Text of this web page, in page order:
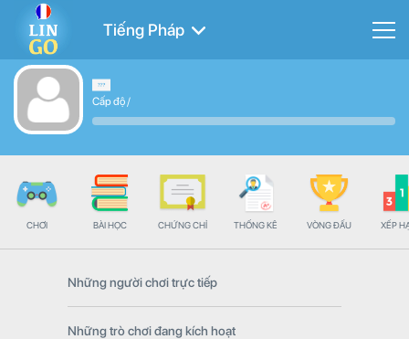
Tiếng Pháp
Cấp độ/
CHƠI BÀI HỌC CHỨNG CHỈ THỐNG KÊ VÒNG ĐẤU XẾP
Những người chơi trực tiếp
Những trò chơi đang kích hoạt